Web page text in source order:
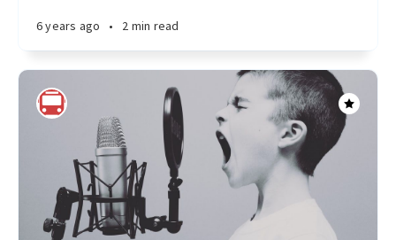
6 years ago • 2 min read